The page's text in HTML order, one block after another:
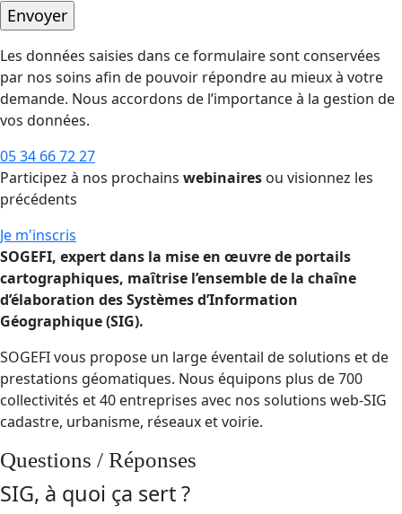
Les données saisies dans ce formulaire sont conservées
par nos soins afin de pouvoir répondre au mieux à votre
demande. Nous accordons de l’importance à la gestion de
vos données.
05 34 66 72 27
Participez à nos prochains webinaires ou visionnez les
précédents
Je m'inscris
SOGEFI, expert dans la mise en œuvre de portails
cartographiques, maîtrise l’ensemble de la chaîne
d’élaboration des Systèmes d’Information
Géographique (SIG).
SOGEFI vous propose un large éventail de solutions et de
prestations géomatiques. Nous équipons plus de 700
collectivités et 40 entreprises avec nos solutions web-SIG
cadastre, urbanisme, réseaux et voirie.
Questions / Réponses
SIG, à quoi ça sert ?